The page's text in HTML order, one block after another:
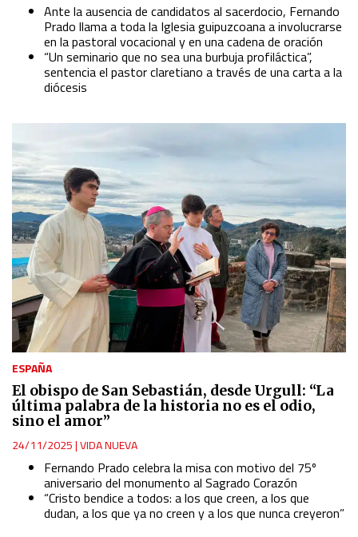
Ante la ausencia de candidatos al sacerdocio, Fernando
Prado llama a toda la Iglesia guipuzcoana a involucrarse
en la pastoral vocacional y en una cadena de oración
“Un seminario que no sea una burbuja profiláctica”,
sentencia el pastor claretiano a través de una carta a la
diócesis
ESPAÑA
El obispo de San Sebastián, desde Urgull: “La
última palabra de la historia no es el odio,
sino el amor”
24/11/2025|VIDA NUEVA
Fernando Prado celebra la misa con motivo del 75º
aniversario del monumento al Sagrado Corazón
“Cristo bendice a todos: a los que creen, a los que
dudan, a los que ya no creen y a los que nunca creyeron”